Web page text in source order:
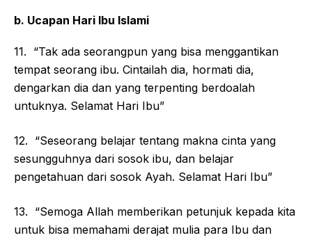
b. Ucapan Hari Ibu Islami
11. “Tak ada seorangpun yang bisa menggantikan
tempat seorang ibu. Cintailah dia, hormati dia,
dengarkan dia dan yang terpenting berdoalah
untuknya. Selamat Hari Ibu”
12. “Seseorang belajar tentang makna cinta yang
sesungguhnya dari sosok ibu, dan belajar
pengetahuan dari sosok Ayah. Selamat Hari Ibu”
13. “Semoga Allah memberikan petunjuk kepada kita
untuk bisa memahami derajat mulia para Ibu dan